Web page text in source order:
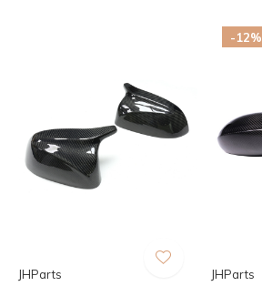
JHParts
-12%
JHParts